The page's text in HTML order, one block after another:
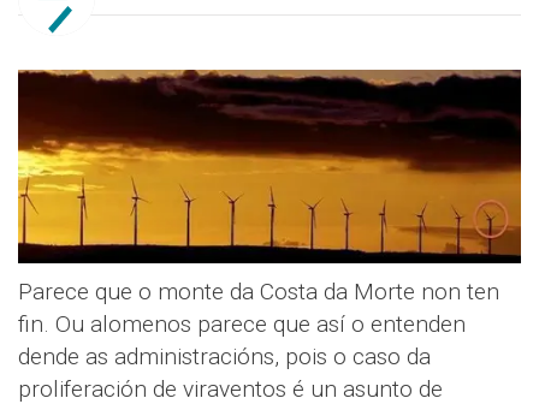
Parece que o monte da Costa da Morte non ten
fin. Ou alomenos parece que así o entenden
dende as administracións, pois o caso da
proliferación de viraventos é un asunto de